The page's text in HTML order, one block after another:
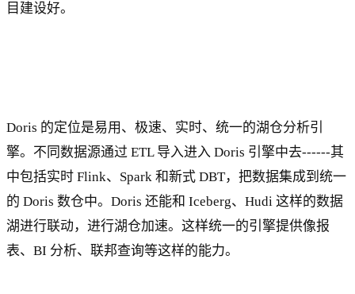
目建设好。
Doris 的定位是易用、极速、实时、统一的湖仓分析引
擎。不同数据源通过 ETL 导入进入 Doris 引擎中去------其
中包括实时 Flink、Spark 和新式 DBT，把数据集成到统一
的 Doris 数仓中。Doris 还能和 Iceberg、Hudi 这样的数据
湖进行联动，进行湖仓加速。这样统一的引擎提供像报
表、BI 分析、联邦查询等这样的能力。